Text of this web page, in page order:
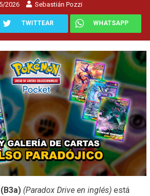
2026 Sebastián Pozzi
TWITTEAR WHATSAPP
(Paradox Drive en inglés) está